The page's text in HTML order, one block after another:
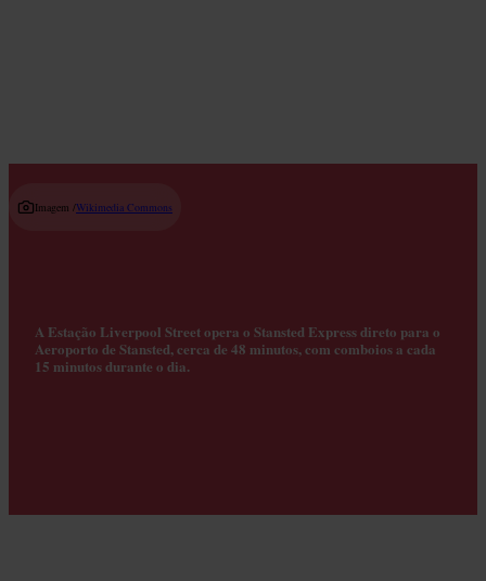
Imagem /Wikimedia Commons
A Estação Liverpool Street opera o Stansted Express direto para o
Aeroporto de Stansted, cerca de 48 minutos, com comboios a cada
15 minutos durante o dia.